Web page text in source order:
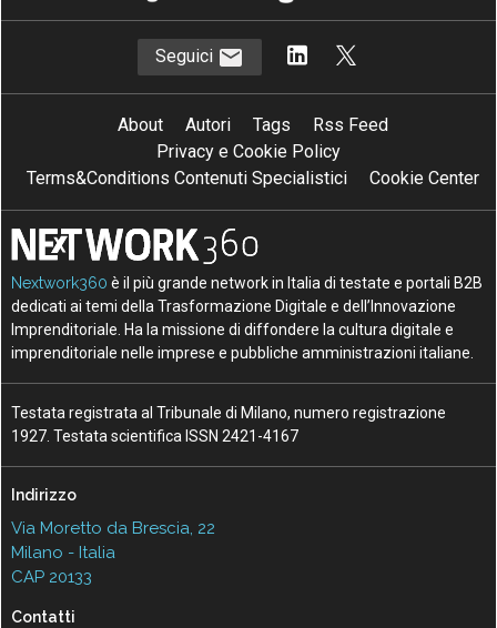
Seguici
About Autori Tags
Rss Feed
Privacy e Cookie Policy
Terms&Conditions Contenuti Specialistici
Cookie Center
Nextwork360 è il più grande network in Italia di testate e portali B2B
dedicati ai temi della Trasformazione Digitale e dell’Innovazione
Imprenditoriale. Ha la missione di diffondere la cultura digitale e
imprenditoriale nelle imprese e pubbliche amministrazioni italiane.
Testata registrata al Tribunale di Milano, numero registrazione
1927. Testata scientifica ISSN 2421-4167
Indirizzo
Via Moretto da Brescia, 22
Milano - Italia
CAP 20133
Contatti